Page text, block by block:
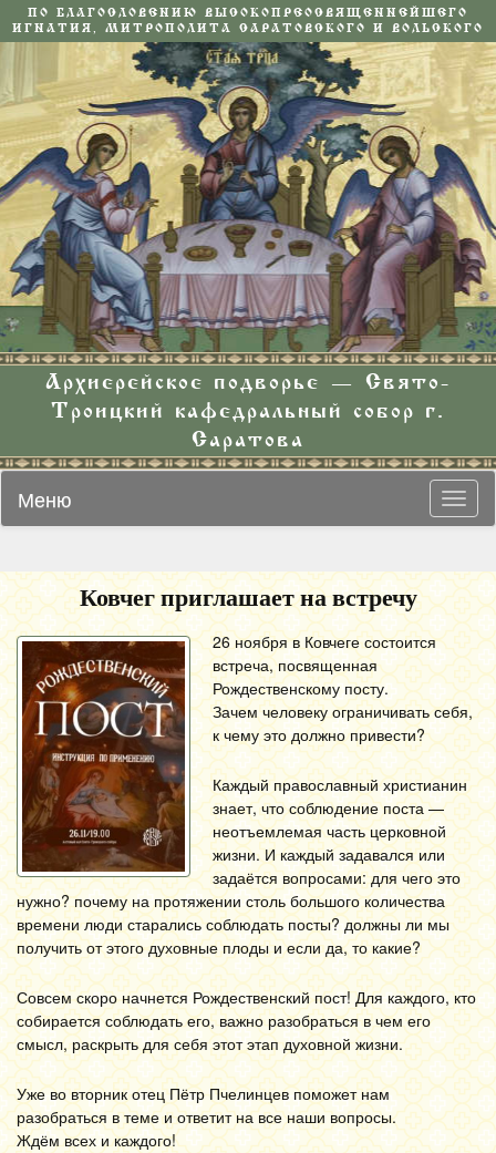
ПО БЛАГОСЛОВЕНИЮ ВЫСОКОПРЕОСВЯЩЕННЕЙШЕГО
ИГНАТИЯ, МИТРОПОЛИТА САРАТОВСКОГО И ВОЛЬСКОГО
Архиерейское подворье — Свято-
Троицкий кафедральный собор г.
Саратова
Меню
Ковчег приглашает на встречу
26 ноября в Ковчеге состоится
встреча, посвященная
Рождественскому посту.
Зачем человеку ограничивать себя,
к чему это должно привести?
Каждый православный христианин
знает, что соблюдение поста —
неотъемлемая часть церковной
жизни. И каждый задавался или
задаётся вопросами: для чего это
нужно? почему на протяжении столь большого количества
времени люди старались соблюдать посты? должны ли мы
получить от этого духовные плоды и если да, то какие?
Совсем скоро начнется Рождественский пост! Для каждого, кто
собирается соблюдать его, важно разобраться в чем его
смысл, раскрыть для себя этот этап духовной жизни.
Уже во вторник отец Пётр Пчелинцев поможет нам
разобраться в теме и ответит на все наши вопросы.
Ждём всех и каждого!